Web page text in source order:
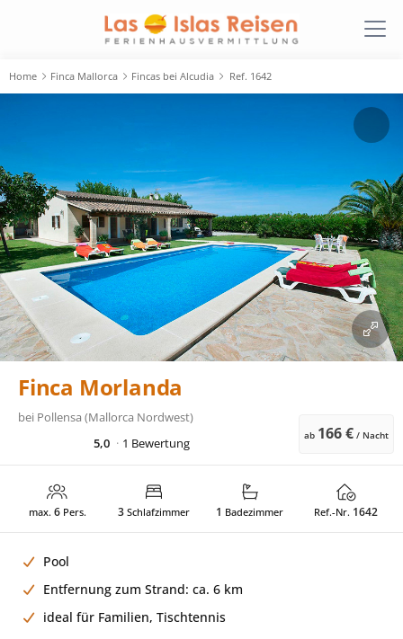
Home Finca Mallorca Fincas bei Alcudia Ref. 1642
Finca Morlanda
bei Pollensa (Mallorca Nordwest)
5,0
1 Bewertung ab 166 € / Nacht
max. 6Pers. 3Schlafzimmer 1 Badezimmer Ref.-Nr. 1642
Pool
Entfernung zum Strand: ca. 6 km
ideal für Familien, Tischtennis